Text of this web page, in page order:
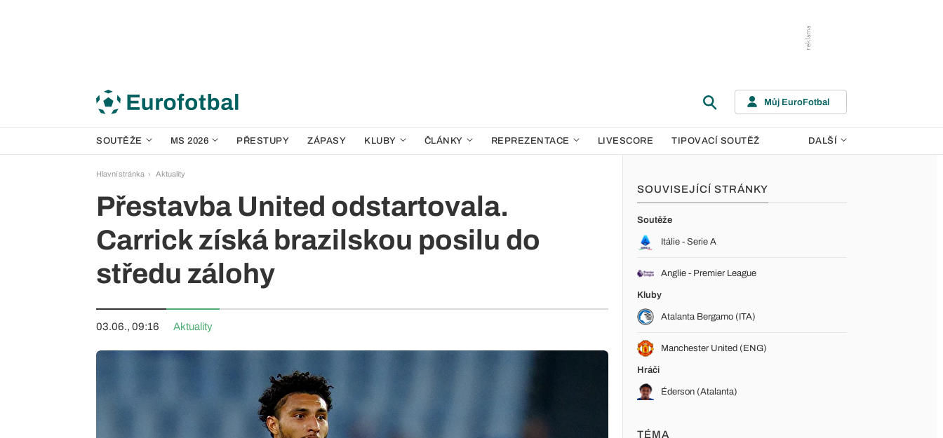
Můj EuroFotbal
SOUTĚŽE MS 2026 PŘESTUPY ZÁPASY KLUBY ČLÁNKY REPREZENTACE LIVESCORE TIPOVACÍ SOUTĚŽ DALŠÍ
Hlavní stránka Aktuality
Přestavba United odstartovala.
Carrick získá brazilskou posilu do
středu zálohy
03.06., 09:16 Aktuality
SOUVISEJÍCÍ STRÁNKY
Soutěže
Itálie - Serie A
Anglie - Premier League
Kluby
Atalanta Bergamo (ITA)
Manchester United (ENG)
Hráči
Éderson (Atalanta)
TÉMA